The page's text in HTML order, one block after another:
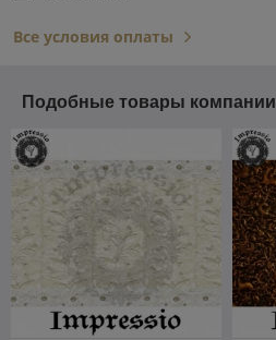
Все условия оплаты
Подобные товары компании